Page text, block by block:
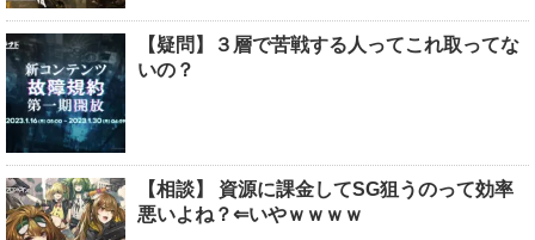
【疑問】３層で苦戦する人ってこれ取ってな
いの？
【相談】 資源に課金してSG狙うのって効率
悪いよね？⇐いやｗｗｗｗ